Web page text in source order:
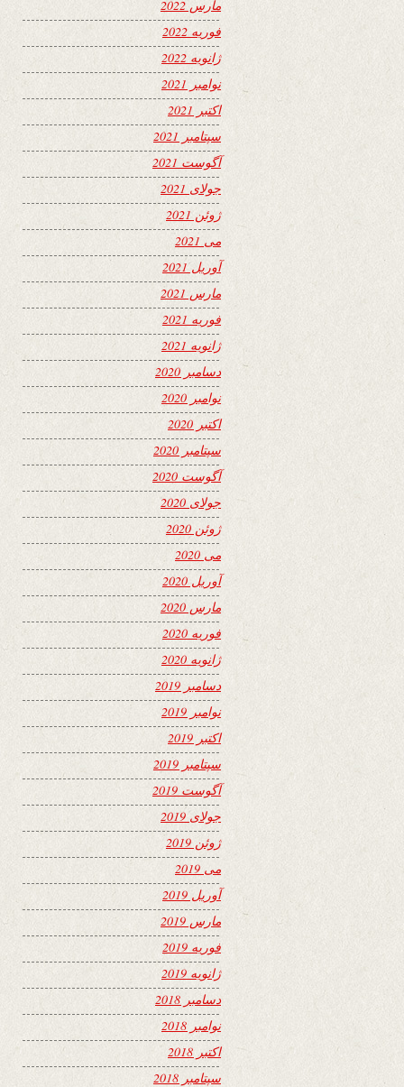
مارس 2022
فوریه 2022
ژانویه 2022
نوامبر 2021
اکتبر 2021
سپتامبر 2021
آگوست 2021
جولای 2021
ژوئن 2021
می 2021
آوریل 2021
مارس 2021
فوریه 2021
ژانویه 2021
دسامبر 2020
نوامبر 2020
اکتبر 2020
سپتامبر 2020
آگوست 2020
جولای 2020
ژوئن 2020
می 2020
آوریل 2020
مارس 2020
فوریه 2020
ژانویه 2020
دسامبر 2019
نوامبر 2019
اکتبر 2019
سپتامبر 2019
آگوست 2019
جولای 2019
ژوئن 2019
می 2019
آوریل 2019
مارس 2019
فوریه 2019
ژانویه 2019
دسامبر 2018
نوامبر 2018
اکتبر 2018
سپتامبر 2018